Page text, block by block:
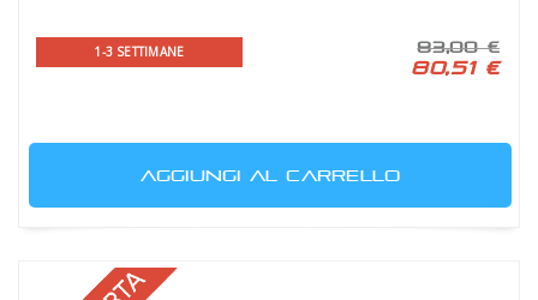
1-3 SETTIMANE 83,00 €
80,51 €
AGGIUNGI AL CARRELLO